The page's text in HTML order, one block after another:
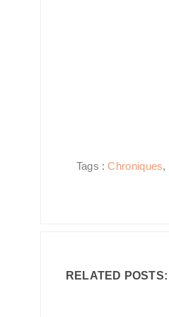
Tags :Chroniques,
RELATED POSTS: